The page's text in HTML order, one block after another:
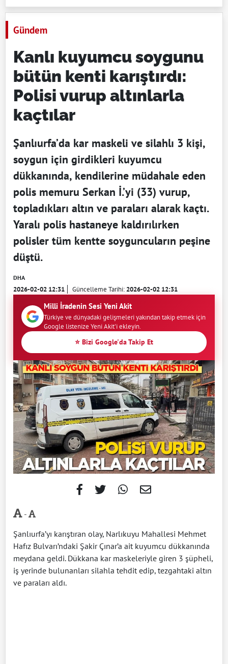
Gündem
Kanlı kuyumcu soygunu
bütün kenti karıştırdı:
Polisi vurup altınlarla
kaçtılar
Şanlıurfa’da kar maskeli ve silahlı 3 kişi,
soygun için girdikleri kuyumcu
dükkanında, kendilerine müdahale eden
polis memuru Serkan İ.’yi (33) vurup,
topladıkları altın ve paraları alarak kaçtı.
Yaralı polis hastaneye kaldırılırken
polisler tüm kentte soyguncuların peşine
düştü.
DHA
2026-02-02 12:31 Güncelleme Tarihi:2026-02-02 12:31
Milli İradenin Sesi Yeni Akit
Türkiye ve dünyadaki gelişmeleri yakından takip etmek için
Google listenize Yeni Akit'i ekleyin.
⭐ Bizi Google'da Takip Et
-
Şanlıurfa’yı karıştıran olay, Narlıkuyu Mahallesi Mehmet
Hafız Bulvarı’ndaki Şakir Çınar’a ait kuyumcu dükkanında
meydana geldi. Dükkana kar maskeleriyle giren 3 şüpheli,
iş yerinde bulunanları silahla tehdit edip, tezgahtaki altın
ve paraları aldı.